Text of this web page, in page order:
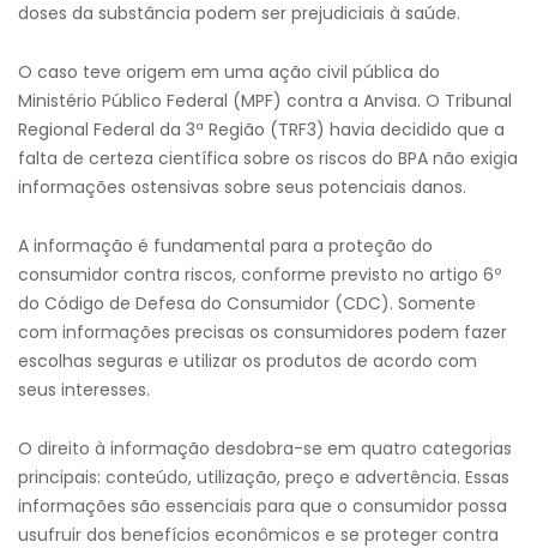
doses da substância podem ser prejudiciais à saúde.
O caso teve origem em uma ação civil pública do
Ministério Público Federal (MPF) contra a Anvisa. O Tribunal
Regional Federal da 3ª Região (TRF3) havia decidido que a
falta de certeza científica sobre os riscos do BPA não exigia
informações ostensivas sobre seus potenciais danos.
A informação é fundamental para a proteção do
consumidor contra riscos, conforme previsto no artigo 6º
do Código de Defesa do Consumidor (CDC). Somente
com informações precisas os consumidores podem fazer
escolhas seguras e utilizar os produtos de acordo com
seus interesses.
O direito à informação desdobra-se em quatro categorias
principais: conteúdo, utilização, preço e advertência. Essas
informações são essenciais para que o consumidor possa
usufruir dos benefícios econômicos e se proteger contra